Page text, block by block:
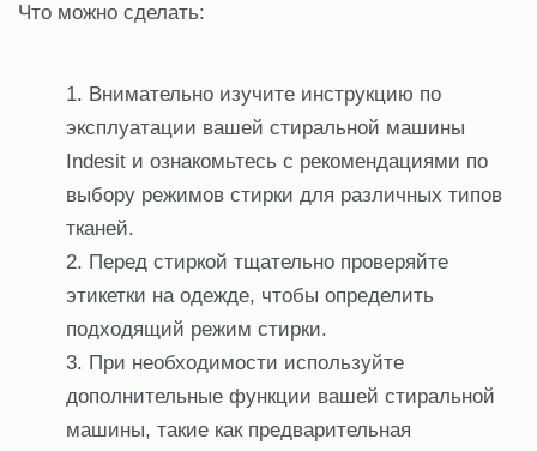
Что можно сделать:
Внимательно изучите инструкцию по
эксплуатации вашей стиральной машины
Indesit и ознакомьтесь с рекомендациями по
выбору режимов стирки для различных типов
тканей.
Перед стиркой тщательно проверяйте
этикетки на одежде, чтобы определить
подходящий режим стирки.
При необходимости используйте
дополнительные функции вашей стиральной
машины, такие как предварительная